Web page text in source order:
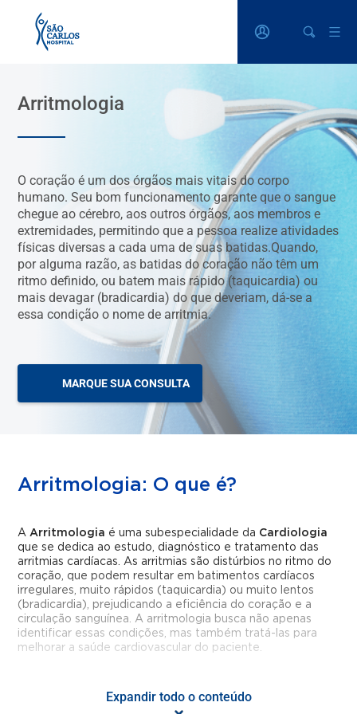
Arritmologia
O coração é um dos órgãos mais vitais do corpo
humano. Seu bom funcionamento garante que o sangue
chegue ao cérebro, aos outros órgãos, aos membros e
extremidades, permitindo que a pessoa realize atividades
físicas diversas a cada uma de suas batidas.Quando,
por alguma razão, as batidas do coração não têm um
ritmo definido, ou batem mais rápido (taquicardia) ou
mais devagar (bradicardia) do que deveriam, dá-se a
essa condição o nome de arritmia.
MARQUE SUA CONSULTA
Arritmologia: O que é?
AArritmologia é uma subespecialidade da Cardiologia
que se dedica ao estudo, diagnóstico e tratamento das
arritmias cardíacas. As arritmias são distúrbios no ritmo do
coração, que podem resultar em batimentos cardíacos
irregulares, muito rápidos (taquicardia) ou muito lentos
(bradicardia), prejudicando a eficiência do coração e a
circulação sanguínea. A arritmologia busca não apenas
identificar essas condições, mas também tratá-las para
melhorar a saúde cardiovascular do paciente.
Arritmologia Invasiva: O que é?
Expandir todo o conteúdo